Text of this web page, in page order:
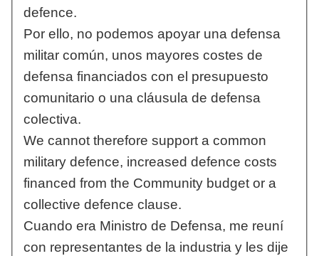
defence.
Por ello, no podemos apoyar una defensa
militar común, unos mayores costes de
defensa financiados con el presupuesto
comunitario o una cláusula de defensa
colectiva.
We cannot therefore support a common
military defence, increased defence costs
financed from the Community budget or a
collective defence clause.
Cuando era Ministro de Defensa, me reuní
con representantes de la industria y les dije